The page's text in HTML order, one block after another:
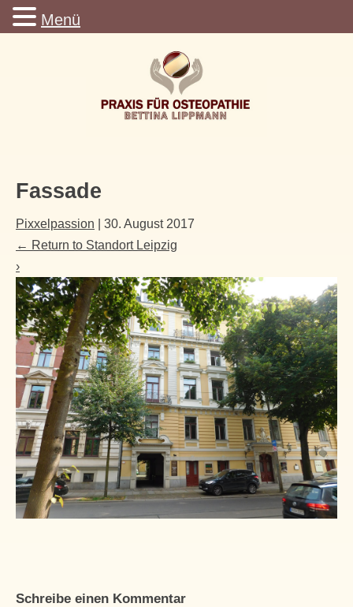
Fassade
Pixxelpassion
30. August 2017
← Return to Standort Leipzig
›
Schreibe einen Kommentar
Menü